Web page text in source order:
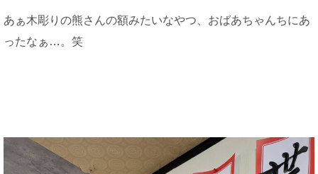
あぁ木彫りの熊さんの額みたいなやつ、おばあちゃんちにあ
ったなぁ…。笑